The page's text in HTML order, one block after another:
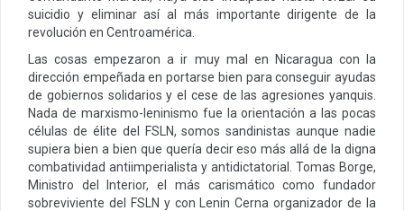
suicidio y eliminar así al más importante dirigente de la
revolución en Centroamérica.
Las cosas empezaron a ir muy mal en Nicaragua con la
dirección empeñada en portarse bien para conseguir ayudas
de gobiernos solidarios y el cese de las agresiones yanquis.
Nada de marxismo-leninismo fue la orientación a las pocas
células de élite del FSLN, somos sandinistas aunque nadie
supiera bien a bien que quería decir eso más allá de la digna
combatividad antiimperialista y antidictatorial. Tomas Borge,
Ministro del Interior, el más carismático como fundador
sobreviviente del FSLN y con Lenin Cerna organizador de la